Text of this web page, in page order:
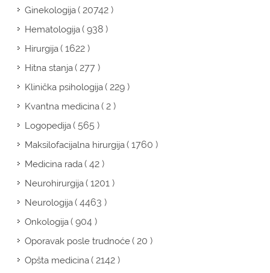
Ginekologija( 20742 )
Hematologija( 938 )
Hirurgija( 1622 )
Hitna stanja( 277 )
Klinička psihologija( 229 )
Kvantna medicina( 2 )
Logopedija( 565 )
Maksilofacijalna hirurgija( 1760 )
Medicina rada( 42 )
Neurohirurgija( 1201 )
Neurologija( 4463 )
Onkologija( 904 )
Oporavak posle trudnoće( 20 )
Opšta medicina( 2142 )